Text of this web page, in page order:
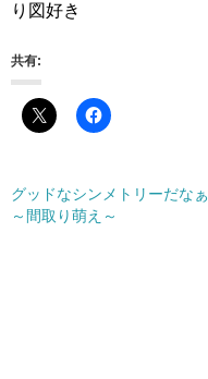
り図好き
共有:
グッドなシンメトリーだなぁ
～間取り萌え～